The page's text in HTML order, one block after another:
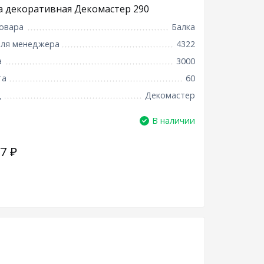
декоративная Декомастер 290
Балка
менеджера
4322
3000
60
Декомастер
В наличии
₽